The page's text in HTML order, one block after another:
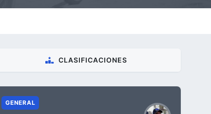
CLASIFICACIONES
GENERAL